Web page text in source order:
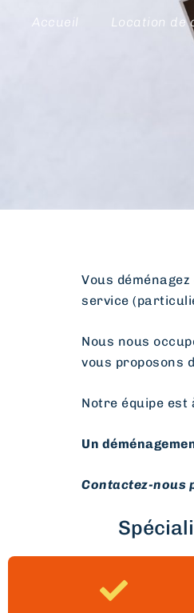
Accueil Location de
Vous
service
Nous nous
vous proposons
Notre équipe est
Un
Contactez-nous